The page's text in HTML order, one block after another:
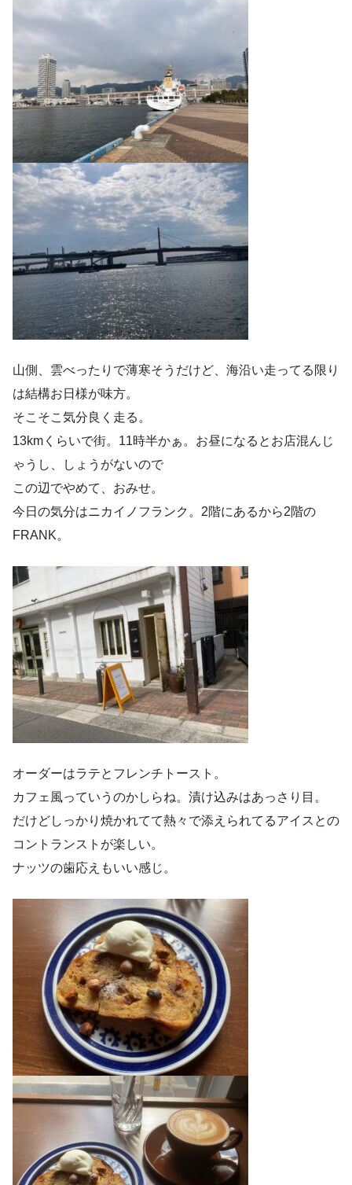
山側、雲べったりで薄寒そうだけど、海沿い走ってる限り
は結構お日様が味方。
そこそこ気分良く走る。
13kmくらいで街。11時半かぁ。お昼になるとお店混んじ
ゃうし、しょうがないので
この辺でやめて、おみせ。
今日の気分はニカイノフランク。2階にあるから2階の
FRANK。
オーダーはラテとフレンチトースト。
カフェ風っていうのかしらね。漬け込みはあっさり目。
だけどしっかり焼かれてて熱々で添えられてるアイスとの
コントランストが楽しい。
ナッツの歯応えもいい感じ。